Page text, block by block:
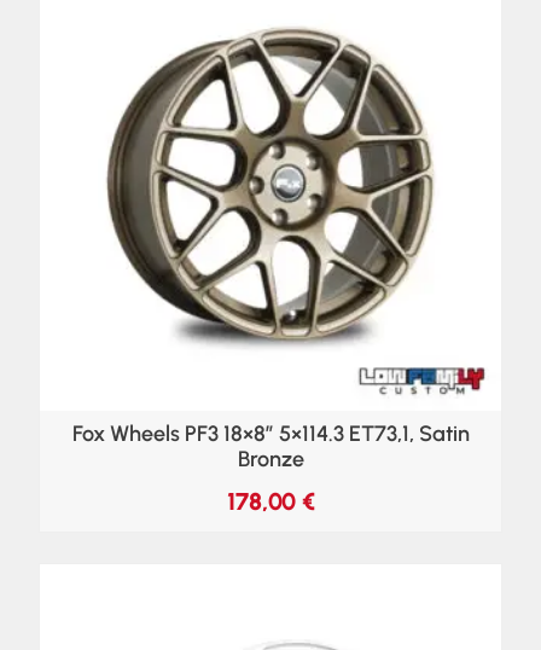
Fox Wheels PF3 18×8″ 5×114.3 ET73,1, Satin
Bronze
178,00 €